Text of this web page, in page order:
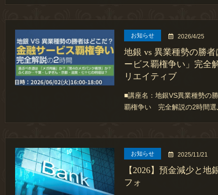
お知らせ 2026/4/25
地銀 vs 異業種勢の勝
ービス覇権争い」完全
リエイティブ
■講座名：地銀VS異業種勢の
覇権争い 完全解説の2時間
お知らせ 2025/11/21
【2026】預金減少と
フォ